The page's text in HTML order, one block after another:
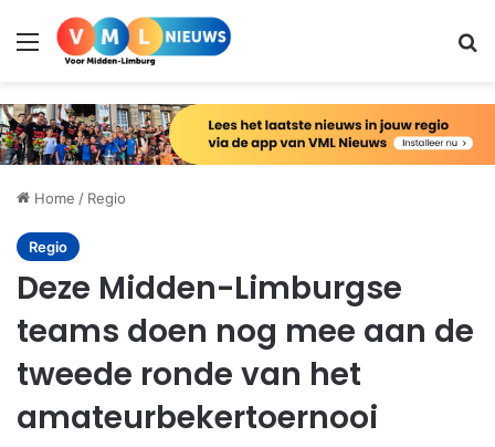
Menu
Home / Regio
Regio
Deze Midden-Limburgse
teams doen nog mee aan de
tweede ronde van het
amateurbekertoernooi